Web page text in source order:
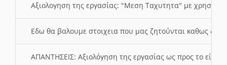
Αξιολογηση της εργασίας: "Μεση Ταχυτητα" με χρηση
Εδω θα βαλουμε στοιχεια που μας ζητούνται καθως
ΑΠΑΝΤΗΣΕΙΣ: Αξιολόγηση της εργασίας ως προς το